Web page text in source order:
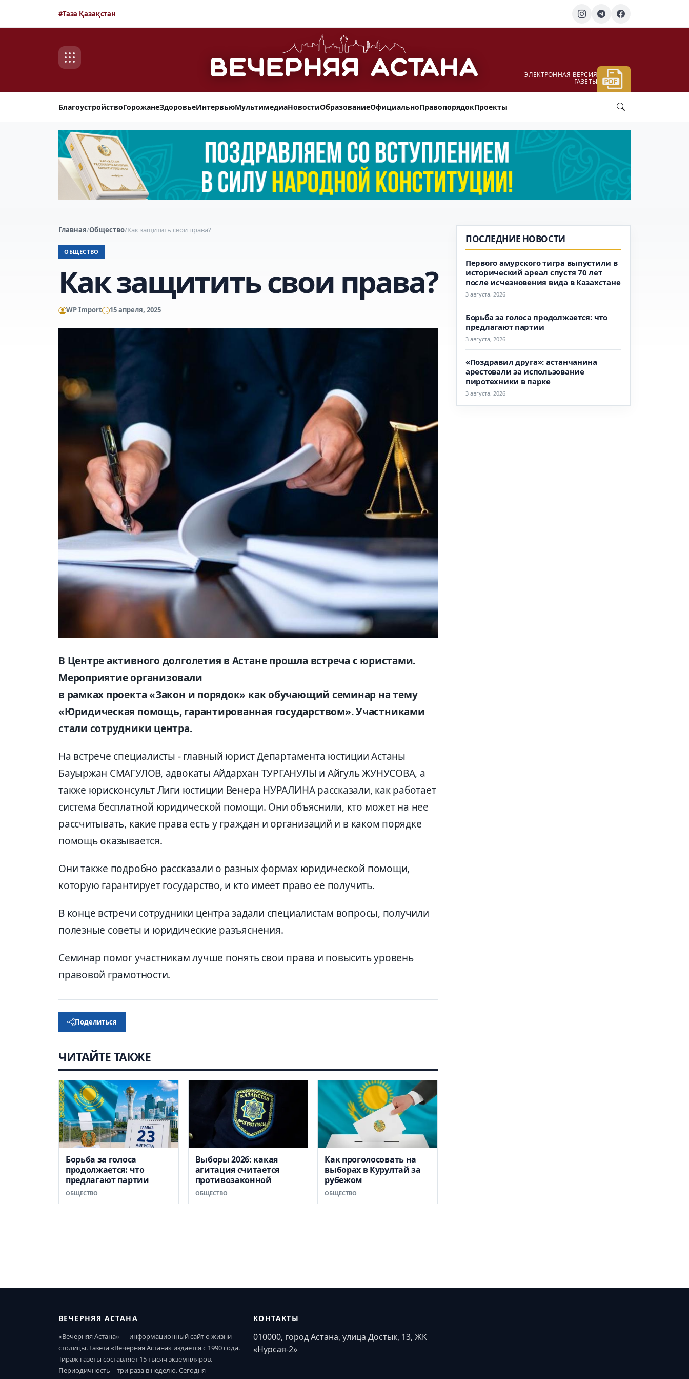
#Таза Қазақстан
ЭЛЕКТРОННАЯ ВЕРСИЯ
ГАЗЕТЫ
БлагоустройствоГорожанеЗдоровьеИнтервьюМультимедиаНовостиОбразованиеОфициальноПравопорядокПроекты
Главная/Общество/Как защитить свои права?
ОБЩЕСТВО
Как защитить свои права?
WP Import 15 апреля, 2025
В Центре активного долголетия в Астане прошла встреча с юристами.
Мероприятие организовали
в рамках проекта «Закон и порядок» как обучающий семинар на тему
«Юридическая помощь, гарантированная государством». Участниками
стали сотрудники центра.
На встрече специалисты - главный юрист Департамента юстиции Астаны
Бауыржан СМАГУЛОВ, адвокаты Айдархан ТУРГАНУЛЫ и Айгуль ЖУНУСОВА, а
также юрисконсульт Лиги юстиции Венера НУРАЛИНА рассказали, как работает
система бесплатной юридической помощи. Они объяснили, кто может на нее
рассчитывать, какие права есть у граждан и организаций и в каком порядке
помощь оказывается.
Они также подробно рассказали о разных формах юридической помощи,
которую гарантирует государство, и кто имеет право ее получить.
В конце встречи сотрудники центра задали специалистам вопросы, получили
полезные советы и юридические разъяснения.
Семинар помог участникам лучше понять свои права и повысить уровень
правовой грамотности.
Поделиться
ЧИТАЙТЕ ТАКЖЕ
Борьба за голоса
продолжается: что
предлагают партии
ОБЩЕСТВО
Выборы 2026: какая
агитация считается
противозаконной
ОБЩЕСТВО
Как проголосовать на
выборах в Курултай за
рубежом
ОБЩЕСТВО
ПОСЛЕДНИЕ НОВОСТИ
Первого амурского тигра выпустили в
исторический ареал спустя 70 лет
после исчезновения вида в Казахстане
3 августа, 2026
Борьба за голоса продолжается: что
предлагают партии
3 августа, 2026
«Поздравил друга»: астанчанина
арестовали за использование
пиротехники в парке
3 августа, 2026
ВЕЧЕРНЯЯ АСТАНА
«Вечерняя Астана» — информационный сайт о жизни
столицы. Газета «Вечерняя Астана» издается с 1990 года.
Тираж газеты составляет 15 тысяч экземпляров.
Периодичность – три раза в неделю. Сегодня
КОНТАКТЫ
010000, город Астана, улица Достык, 13, ЖК
«Нурсая-2»